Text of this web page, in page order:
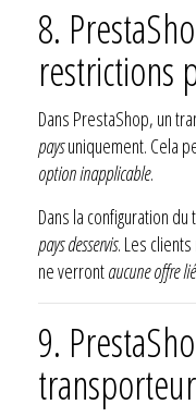
8.
restrictions
Dans PrestaShop, un
paysuniquement. Cela
option inapplicable.
Dans la configuration
pays desservis. Les
ne verrontaucune offre
9.